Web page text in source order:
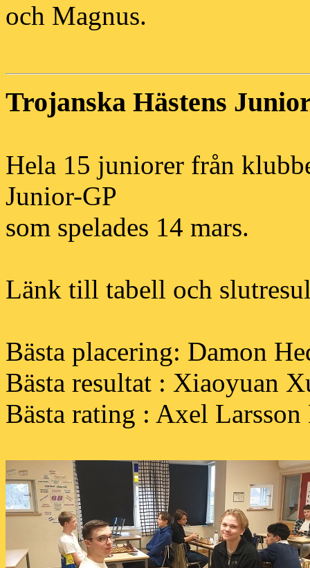
och Magnus.
Trojanska Hästens
Hela 15 juniorer från
Junior-GP
som spelades 14 mars.
Länk till tabell och
Bästa placering: Damon
Bästa resultat : Xiaoyuan
Bästa rating : Axel